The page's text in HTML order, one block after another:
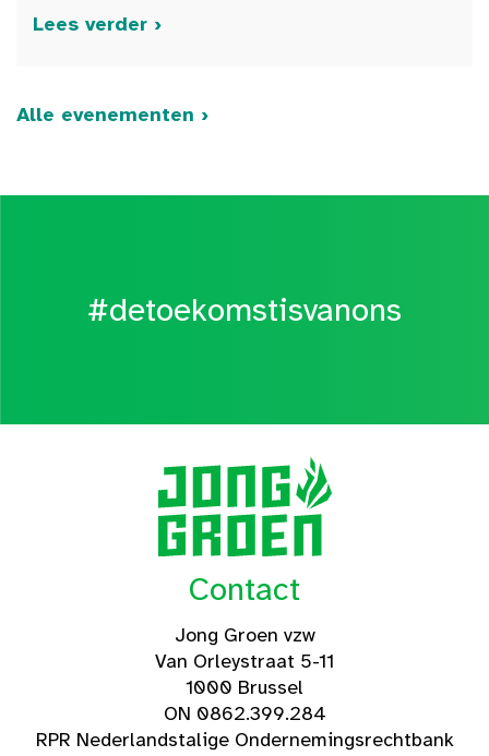
Lees verder ›
Alle evenementen ›
#detoekomstisvanons
Contact
Jong Groen vzw
Van Orleystraat 5-11
1000 Brussel
ON 0862.399.284
RPR Nederlandstalige Ondernemingsrechtbank